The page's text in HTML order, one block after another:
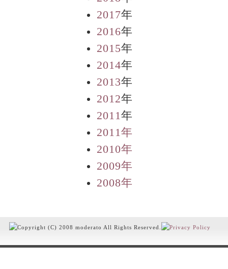
2017年
2016年
2015年
2014年
2013年
2012年
2011年
2011年
2010年
2009年
2008年